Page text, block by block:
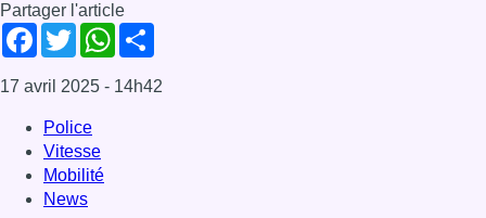
Partager l'article
Facebook
TwitterWhatsApp
17 avril 2025 - 14h42
Police
Vitesse
Mobilité
News